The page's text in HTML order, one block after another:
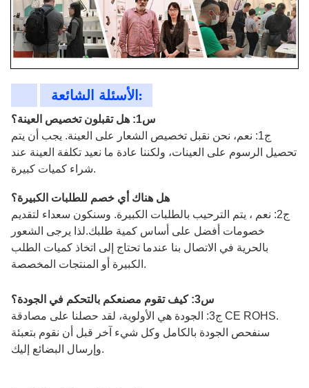
الأسئلة الشائعة:
س1: هل تقبلون تخصيص العينة؟
ج1: نعم، نحن نقبل تخصيص الشعار على العينة. يجب أن يتم
تحصيل الرسوم على العينات، ولكننا عادة ما نعيد تكلفة العينة عند
شراء كميات كبيرة.
هل هناك أي خصم للطلبات الكبيرة؟
ج2: نعم ، يتم الترحيب بالطلبات الكبيرة. وسنكون سعداء لتقديم
خصومات أفضل على أساس كمية طلبك.لذا يرجى الشعور
بالحرية في الاتصال بنا عندما تحتاج إلى اتخاذ كميات الطلب
الكبيرة أو المنتجات المخصصة.
س3: كيف تقوم مصنعكم بالتحكم في الجودة؟
ج3: الجودة هي الأولوية، لقد حصلنا على مصادقة CE ROHS.
سنفحص الجودة بالكامل وكل شيء آخر قبل أن نقوم بتعبئة
وإرسال البضائع إليك.